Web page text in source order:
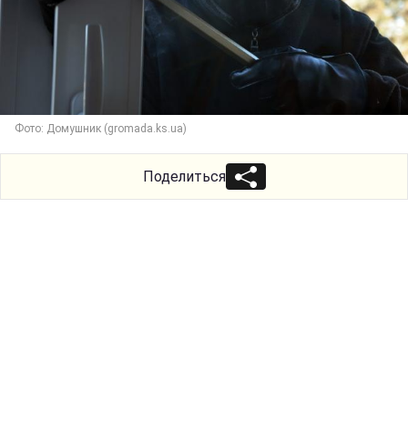
Фото: Домушник (gromada.ks.ua)
Поделиться